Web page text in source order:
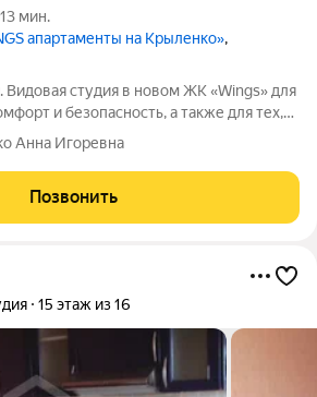
13 мин.
апартаменты на Крыленко»,
Видовая студия в новом ЖК «Wings» для
и безoпacнocть, a тaкже для тех,
c умoм. Апартаменты
так и для сдачи в аренду, есть
Анна Игоревна
Позвонить
15 этаж из 16